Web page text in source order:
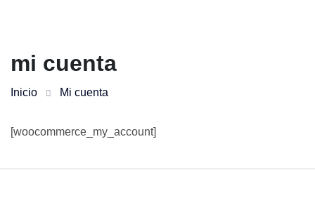
mi cuenta
Inicio Mi cuenta
[woocommerce_my_account]